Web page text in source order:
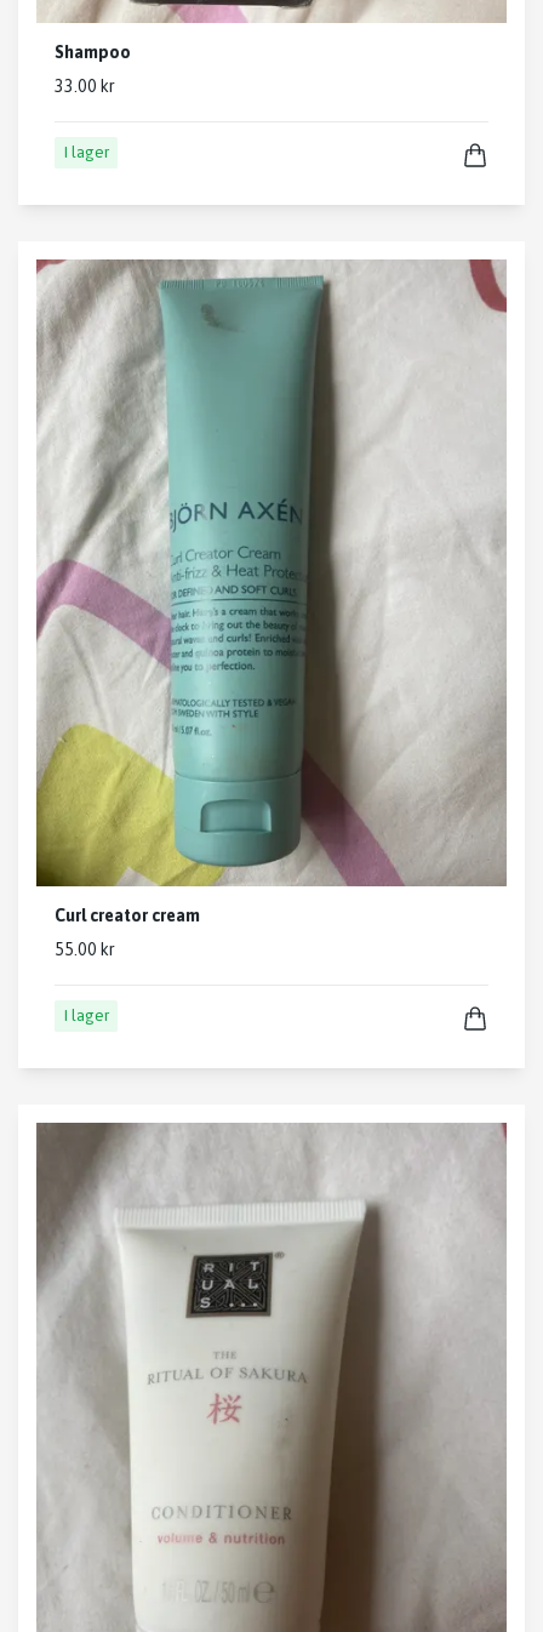
Shampoo
33.00 kr
I lager
Curl creator cream
55.00 kr
I lager